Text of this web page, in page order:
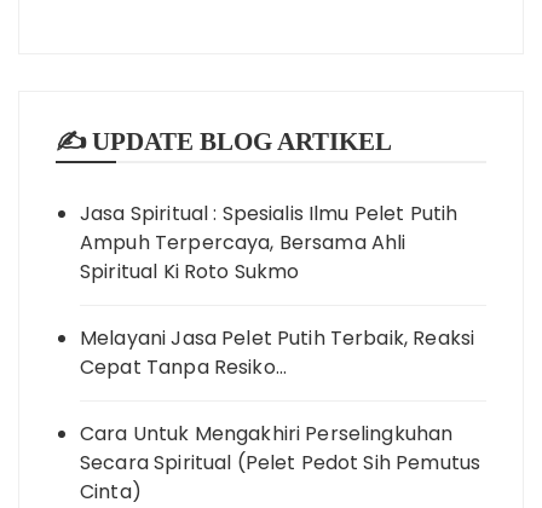
✍️ UPDATE BLOG ARTIKEL
Jasa Spiritual : Spesialis Ilmu Pelet Putih
Ampuh Terpercaya, Bersama Ahli
Spiritual Ki Roto Sukmo
Melayani Jasa Pelet Putih Terbaik, Reaksi
Cepat Tanpa Resiko…
Cara Untuk Mengakhiri Perselingkuhan
Secara Spiritual (Pelet Pedot Sih Pemutus
Cinta)